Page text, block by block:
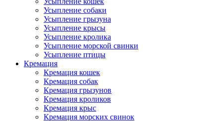
Усыпление собаки
Усыпление грызуна
Усыпление крысы
Усыпление кролика
Усыпление морской свинки
Усыпление птицы
Кремация
Кремация кошек
Кремация собак
Кремация грызунов
Кремация кроликов
Кремация крыс
Кремация морских свинок